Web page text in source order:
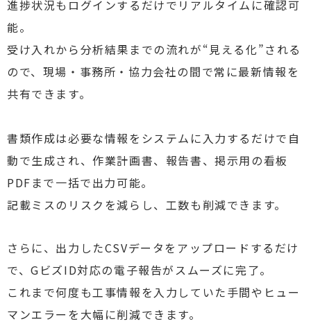
進捗状況もログインするだけでリアルタイムに確認可
能。
受け入れから分析結果までの流れが“見える化”される
ので、現場・事務所・協力会社の間で常に最新情報を
共有できます。
書類作成は必要な情報をシステムに入力するだけで自
動で生成され、作業計画書、報告書、掲示用の看板
PDFまで一括で出力可能。
記載ミスのリスクを減らし、工数も削減できます。
さらに、出力したCSVデータをアップロードするだけ
で、GビズID対応の電子報告がスムーズに完了。
これまで何度も工事情報を入力していた手間やヒュー
マンエラーを大幅に削減できます。